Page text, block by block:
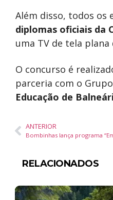
Além disso, todos os
diplomas oficiais da
uma TV de tela
O concurso é
parceria com o
Educação de
ANTERIOR
RELACIONADOS